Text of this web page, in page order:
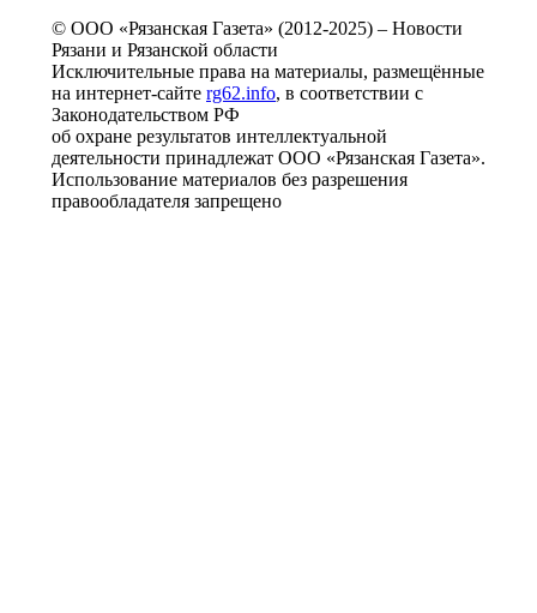
© ООО «Рязанская Газета» (2012-2025) – Новости
Рязани и Рязанской области
Исключительные права на материалы, размещённые
на интернет-сайте rg62.info, в соответствии с
Законодательством РФ
об охране результатов интеллектуальной
деятельности принадлежат ООО «Рязанская Газета».
Использование материалов без разрешения
правообладателя запрещено